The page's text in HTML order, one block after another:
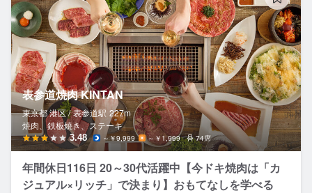
表参道焼肉 KINTAN
東京都 港区 / 表参道駅 227m
焼肉、鉄板焼き、ステーキ
3.48 ～￥9,999 ～￥1,999 74席
年間休日116日 20～30代活躍中【今ドキ焼肉は「カ
ジュアル×リッチ」で決まり】おもてなしを学べる